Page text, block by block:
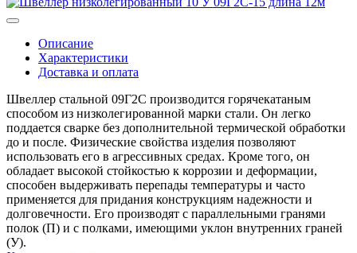
Описание
Характеристики
Доставка и оплата
Швеллер стальной 09Г2С производится горячекатаным
способом из низколегированной марки стали. Он легко
поддается сварке без дополнительной термической обработки
до и после. Физические свойства изделия позволяют
использовать его в агрессивных средах. Кроме того, он
обладает высокой стойкостью к коррозии и деформации,
способен выдерживать перепады температуры и часто
применяется для придания конструкциям надежности и
долговечности. Его производят с параллельными гранями
полок (П) и с полками, имеющими уклон внутренних граней
(У).